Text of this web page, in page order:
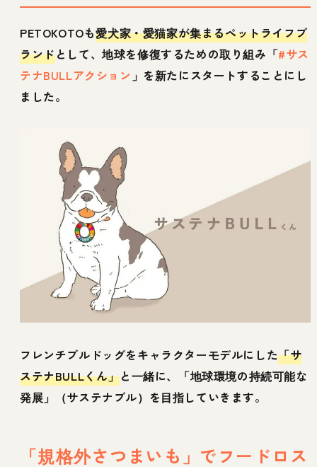
PETOKOTOも愛犬家・愛猫家が集まるペットライフブ
ランドとして、地球を修復するための取り組み「#サス
テナBULLアクション 」を新たにスタートすることにし
ました。
フレンチブルドッグをキャラクターモデルにした「サ
ステナBULLくん」と一緒に、「地球環境の持続可能な
発展」（サステナブル）を目指していきます。
「規格外さつまいも」でフードロス